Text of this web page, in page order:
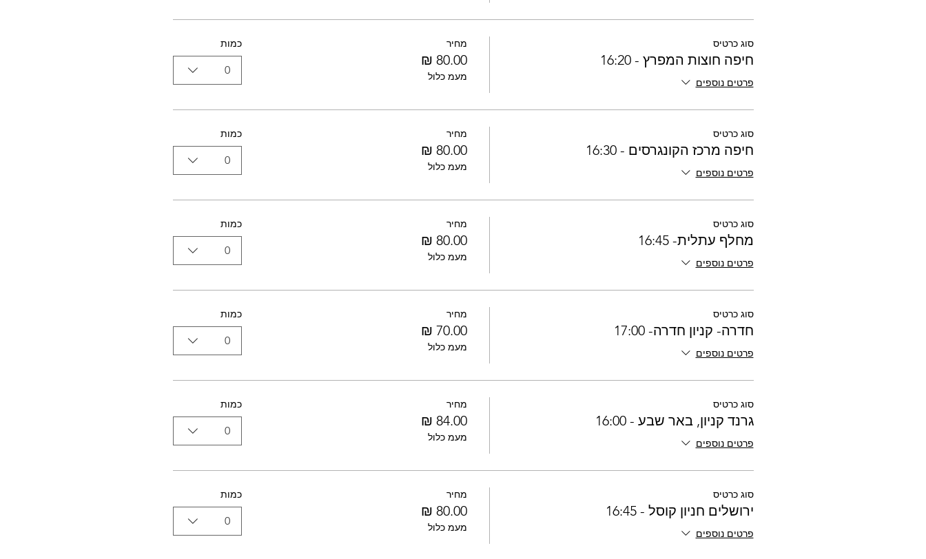
סוג כרטיס
חיפה חוצות המפרץ - 16:20
פרטים נוספים
מחיר
מעמ כלול
כמות
0
סוג כרטיס
חיפה מרכז הקונגרסים - 16:30
פרטים נוספים
מחיר
מעמ כלול
כמות
0
סוג כרטיס
מחלף עתלית- 16:45
פרטים נוספים
מחיר
מעמ כלול
כמות
0
סוג כרטיס
חדרה- קניון חדרה- 17:00
פרטים נוספים
מחיר
מעמ כלול
כמות
0
סוג כרטיס
גרנד קניון, באר שבע - 16:00
פרטים נוספים
מחיר
מעמ כלול
כמות
0
סוג כרטיס
ירושלים חניון קוסל - 16:45
פרטים נוספים
מחיר
מעמ כלול
כמות
0